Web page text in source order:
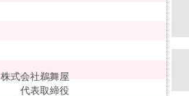
株式会社鵜舞屋
代表取締役